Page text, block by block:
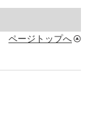
ページトップへ